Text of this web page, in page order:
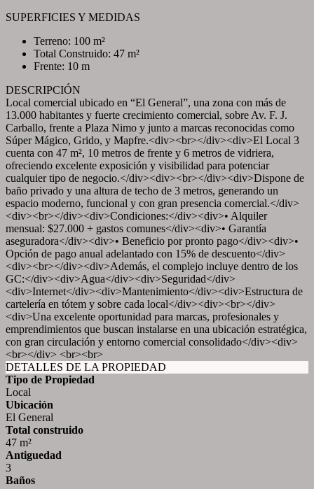
SUPERFICIES Y MEDIDAS
Terreno: 100 m²
Total Construido: 47 m²
Frente: 10 m
DESCRIPCIÓN
Local comercial ubicado en “El General”, una zona con más de
13.000 habitantes y fuerte crecimiento comercial, sobre Av. F. J.
Carballo, frente a Plaza Nimo y junto a marcas reconocidas como
Súper Mágico, Grido, y Mapfre.<div><br></div><div>El Local 3
cuenta con 47 m², 10 metros de frente y 6 metros de vidriera,
ofreciendo excelente exposición y visibilidad para potenciar
cualquier tipo de negocio.</div><div><br></div><div>Dispone de
baño privado y una altura de techo de 3 metros, generando un
espacio moderno, funcional y con gran presencia comercial.</div>
<div><br></div><div>Condiciones:</div><div>• Alquiler
mensual: $27.000 + gastos comunes</div><div>• Garantía
aseguradora</div><div>• Beneficio por pronto pago</div><div>•
Opción de pago anual adelantado con 15% de descuento</div>
<div><br></div><div>Además, el complejo incluye dentro de los
GC:</div><div>Agua</div><div>Seguridad</div>
<div>Internet</div><div>Mantenimiento</div><div>Estructura de
cartelería en tótem y sobre cada local</div><div><br></div>
<div>Una excelente oportunidad para marcas, profesionales y
emprendimientos que buscan instalarse en una ubicación estratégica,
con gran circulación y entorno comercial consolidado</div><div>
<br></div> <br><br>
DETALLES DE LA PROPIEDAD
Tipo de Propiedad
Local
Ubicación
El General
Total construido
47 m²
Antiguedad
3
Baños